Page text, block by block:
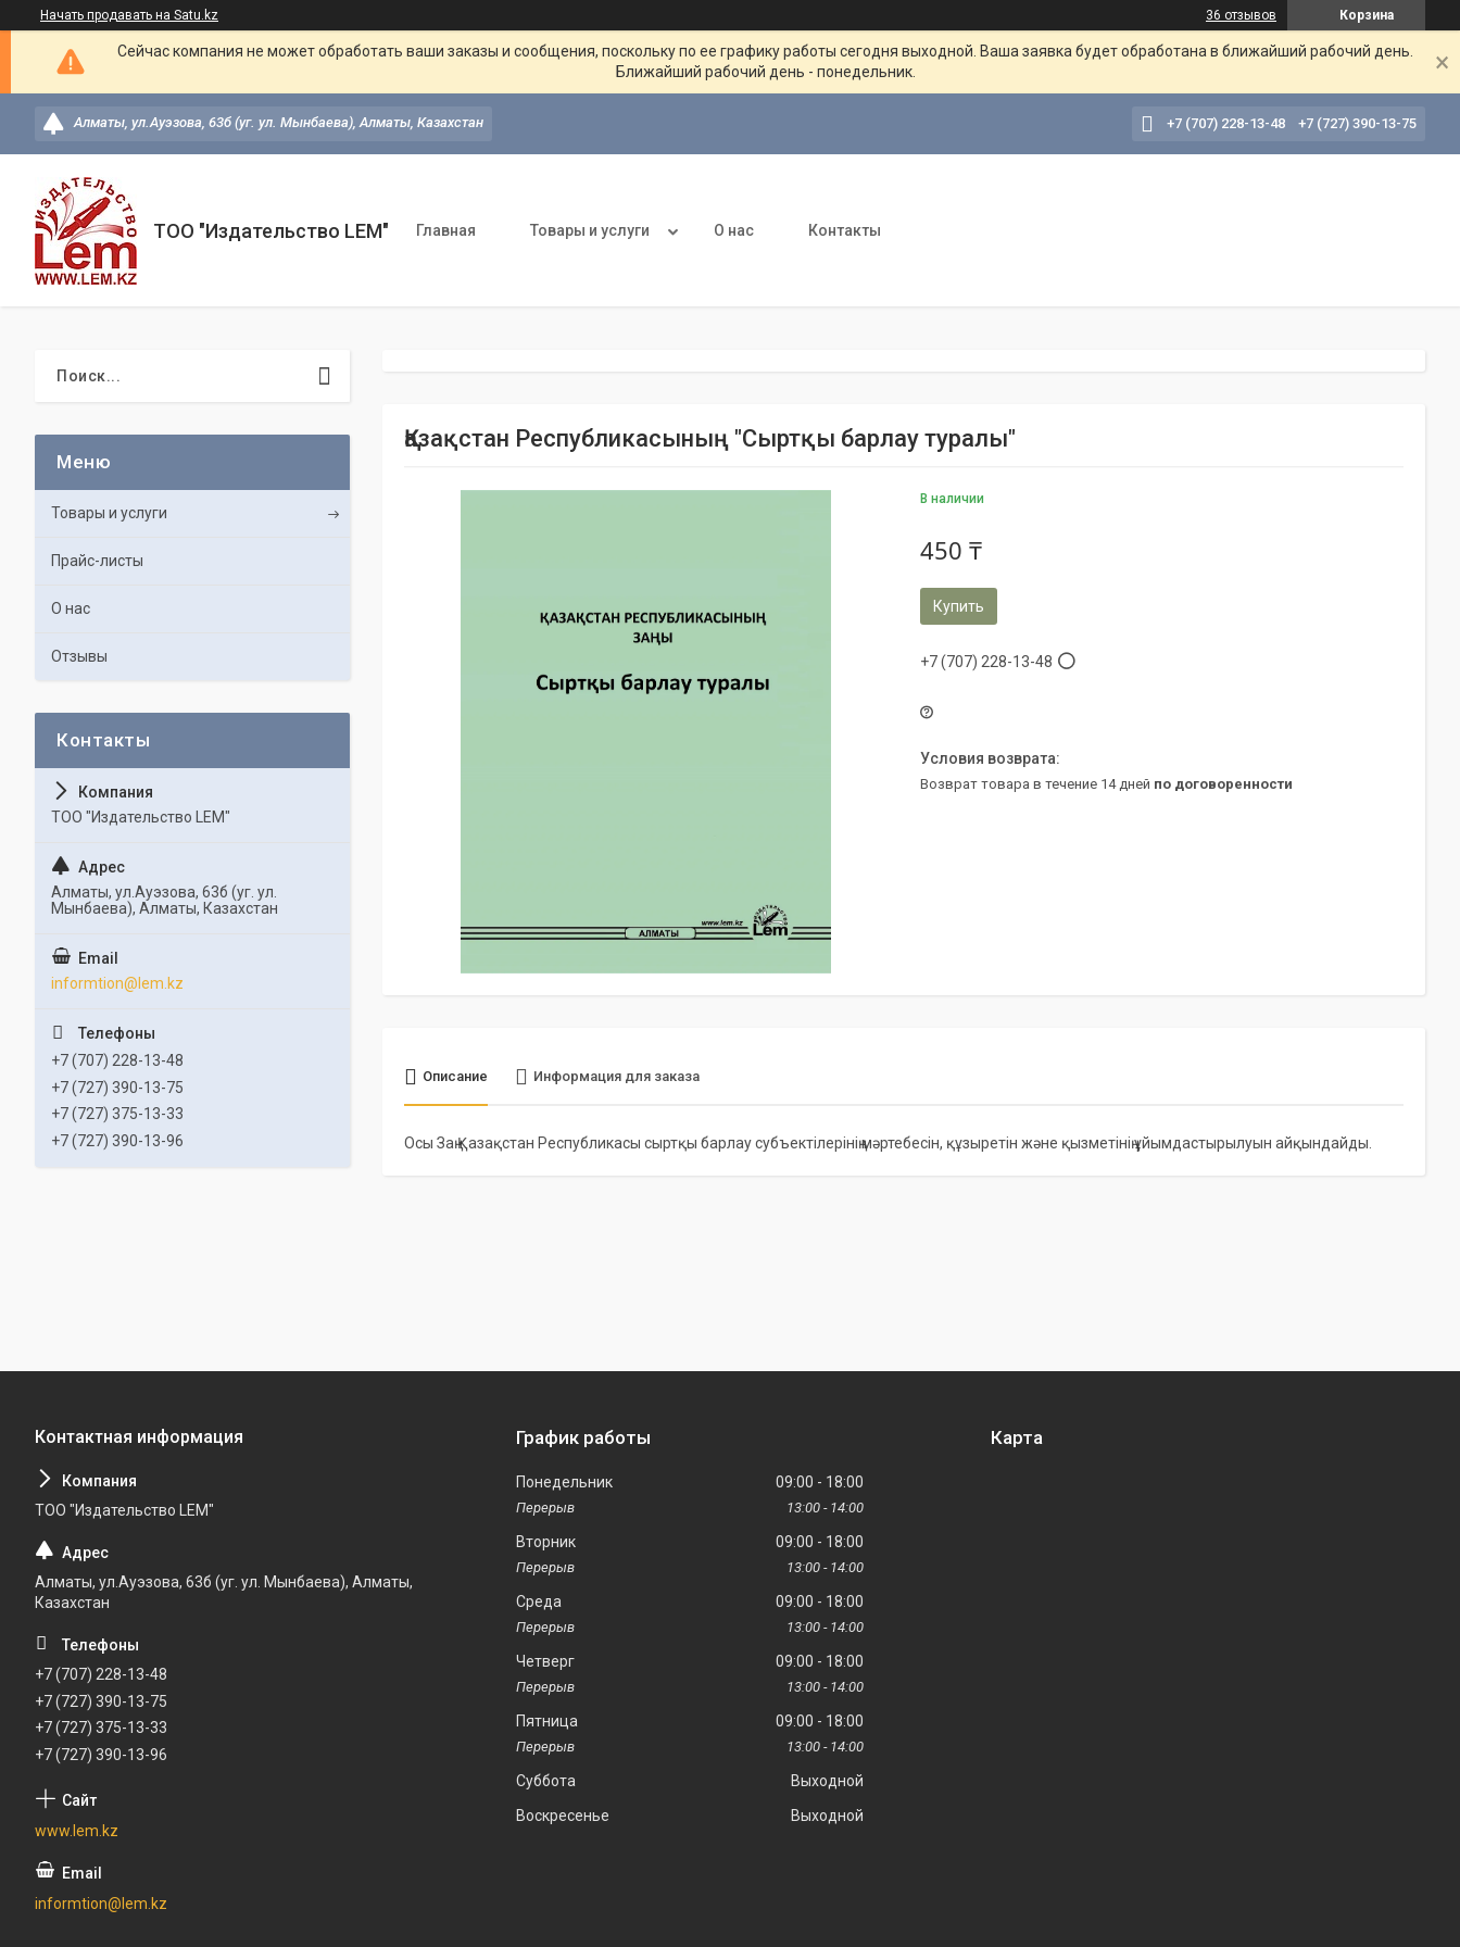
Начать продавать на Satu.kz Корзина
36 отзывов
Сейчас компания не может обработать ваши заказы и сообщения, поскольку по ее графику работы сегодня выходной. Ваша заявка будет обработана в ближайший рабочий день.
Ближайший рабочий день - понедельник.
Алматы, ул.Ауэзова, 63б (уг. ул. Мынбаева), Алматы, Казахстан +7 (707) 228-13-48 +7 (727) 390-13-75
ТОО "Издательство LEM" Главная Товары и услуги О нас Контакты
Қазақстан Республикасының "Сыртқы барлау туралы"
В наличии
450 ₸
Купить
+7 (707) 228-13-48
возврат товара в течение 14 дней по договоренности
Описание Информация для заказа
Осы Заң Қазақстан Республикасы сыртқы барлау субъектілерінің мәртебесін, құзыретін және қызметінің ұйымдастырылуын айқындайды.
Товары и услуги
Прайс-листы
О нас
Отзывы
ТОО "Издательство LEM"
Алматы, ул.Ауэзова, 63б (уг. ул.
Мынбаева), Алматы, Казахстан
informtion@lem.kz
+7 (707) 228-13-48
+7 (727) 390-13-75
+7 (727) 375-13-33
+7 (727) 390-13-96
ТОО "Издательство LEM"
Алматы, ул.Ауэзова, 63б (уг. ул. Мынбаева), Алматы,
Казахстан
+7 (707) 228-13-48
+7 (727) 390-13-75
+7 (727) 375-13-33
+7 (727) 390-13-96
www.lem.kz
informtion@lem.kz
График работы
Понедельник 09:00 18:00
13:00 14:00
Вторник 09:00 18:00
13:00 14:00
Среда 09:00 18:00
13:00 14:00
Четверг 09:00 18:00
13:00 14:00
Пятница 09:00 18:00
13:00 14:00
Суббота
Выходной
Воскресенье
Выходной
Карта